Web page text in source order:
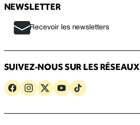
NEWSLETTER
Recevoir les newsletters
SUIVEZ-NOUS SUR LES RÉSEAUX